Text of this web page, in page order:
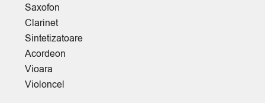
Saxofon
Clarinet
Sintetizatoare
Acordeon
Vioara
Violoncel